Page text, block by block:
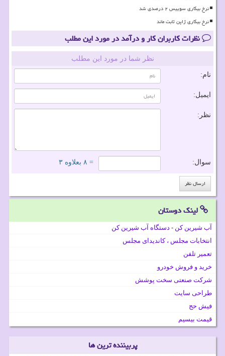
نرخ بیکاری سوییس ۲ درصدی شد
نرخ بیکاری ژاپن ثابت ماند
نظرات کاربران کار و درآمد در مورد این مطلب
نظر شما در مورد این مطلب
نام:
ایمیل:
نظر:
سوال: = ۸ بعلاوه ۳
لینک دوستان
آب شیرین کن - دستگاه آب شیرین کن
انتخابات مجلس ، کاندیدای مجلس
تعمیر تلفن
خرید و فروش خودرو
شرکت صنعتی سخت پوشش
طراحی سایت
فیش حج
قیمت بیسیم
پربیننده ترین ها